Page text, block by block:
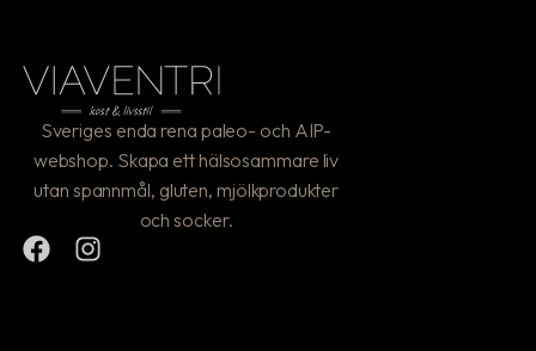
Sveriges enda rena paleo- och AIP-
webshop. Skapa ett hälsosammare liv
utan spannmål, gluten, mjölkprodukter
och socker.